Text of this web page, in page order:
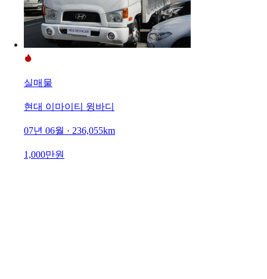
실매물
현대 이마이티 윙바디
07년 06월 · 236,055km
1,000만원